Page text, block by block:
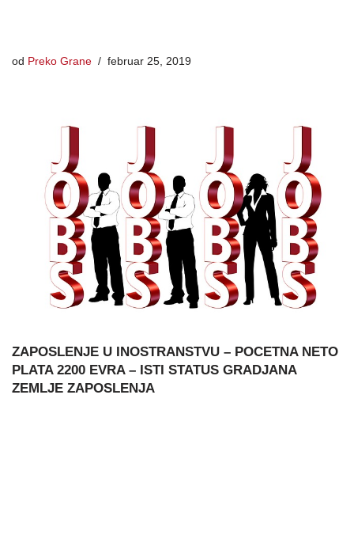
od Preko Grane februar 25, 2019
ZAPOSLENJE U INOSTRANSTVU – POCETNA NETO
PLATA 2200 EVRA – ISTI STATUS GRADJANA
ZEMLJE ZAPOSLENJA